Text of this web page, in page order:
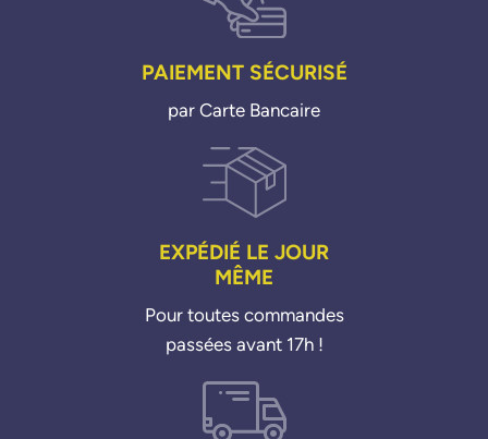
PAIEMENT SÉCURISÉ
par Carte Bancaire
EXPÉDIÉ LE JOUR
MÊME
Pour toutes commandes
passées avant 17h !